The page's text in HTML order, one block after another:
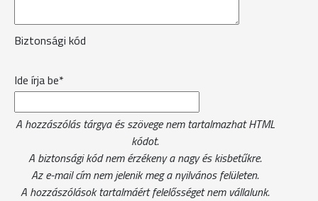
Biztonsági kód
Ide írja be*
A hozzászólás tárgya és szövege nem tartalmazhat HTML
kódot.
A biztonsági kód nem érzékeny a nagy és kisbetűkre.
Az e-mail cím nem jelenik meg a nyilvános felületen.
A hozzászólások tartalmáért felelősséget nem vállalunk.